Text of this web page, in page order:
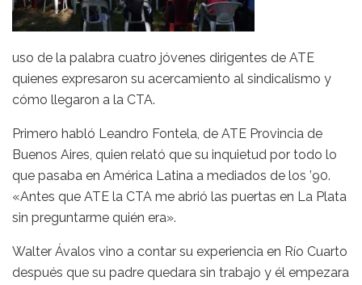
uso de la palabra cuatro jóvenes dirigentes de ATE
quienes expresaron su acercamiento al sindicalismo y
cómo llegaron a la CTA.
Primero habló Leandro Fontela, de ATE Provincia de
Buenos Aires, quien relató que su inquietud por todo lo
que pasaba en América Latina a mediados de los ’90.
«Antes que ATE la CTA me abrió las puertas en La Plata
sin preguntarme quién era».
Walter Ávalos vino a contar su experiencia en Río Cuarto
después que su padre quedara sin trabajo y él empezara